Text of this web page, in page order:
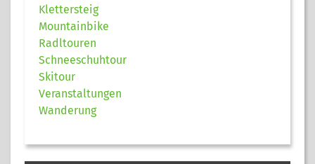
Klettersteig
Mountainbike
Radltouren
Schneeschuhtour
Skitour
Veranstaltungen
Wanderung